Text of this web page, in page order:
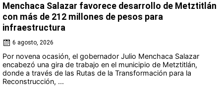
Menchaca Salazar favorece desarrollo de Metztitlán
con más de 212 millones de pesos para
infraestructura
6 agosto, 2026
Por novena ocasión, el gobernador Julio Menchaca Salazar
encabezó una gira de trabajo en el municipio de Metztitlán,
donde a través de las Rutas de la Transformación para la
Reconstrucción, ...